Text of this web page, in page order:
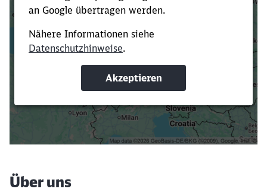
Verkürze die Ladezeit, indem du Suchbegriffe
oder Filter hinzufügst.
Suchbegriffe eingeben
Filter setzen
Über uns